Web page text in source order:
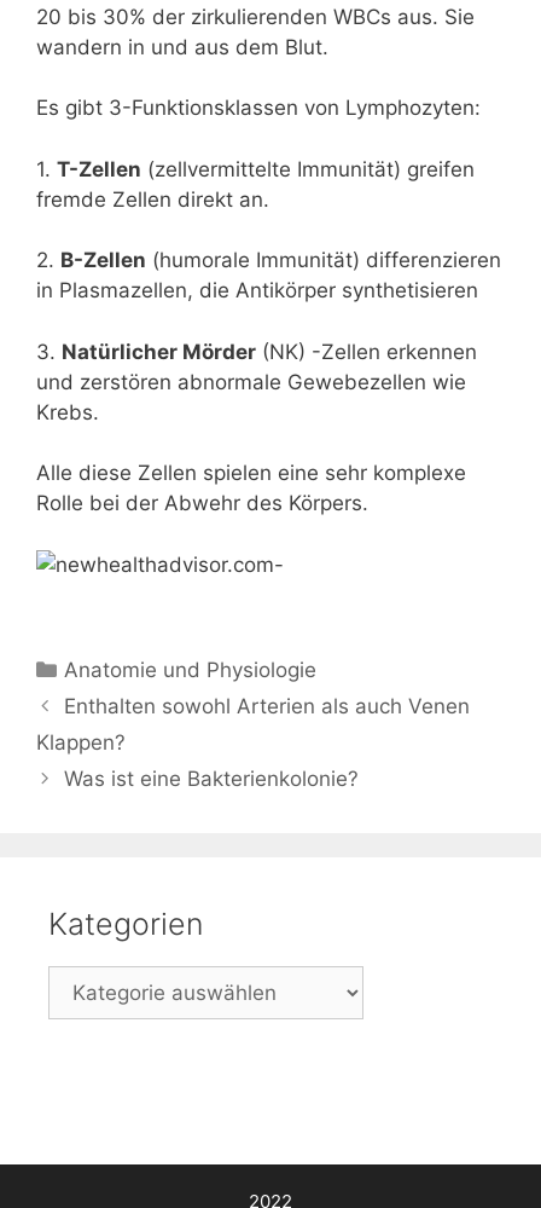
20 bis 30% der zirkulierenden WBCs aus. Sie
wandern in und aus dem Blut.
Es gibt 3-Funktionsklassen von Lymphozyten:
1. T-Zellen (zellvermittelte Immunität) greifen
fremde Zellen direkt an.
2. B-Zellen (humorale Immunität) differenzieren
in Plasmazellen, die Antikörper synthetisieren
3. Natürlicher Mörder (NK) -Zellen erkennen
und zerstören abnormale Gewebezellen wie
Krebs.
Alle diese Zellen spielen eine sehr komplexe
Rolle bei der Abwehr des Körpers.
Kategorien
Anatomie und Physiologie
Beitrags-
Navigation
Enthalten sowohl Arterien als auch Venen
Klappen?
Was ist eine Bakterienkolonie?
Kategorien
Kategorien
2022